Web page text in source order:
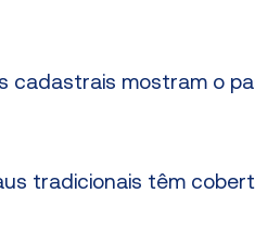
cadastrais mostram o
tradicionais têm